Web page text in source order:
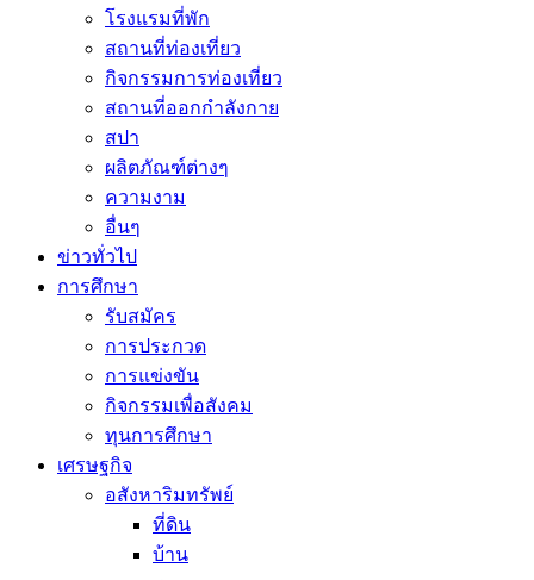
โรงแรมที่พัก
สถานที่ท่องเที่ยว
กิจกรรมการท่องเที่ยว
สถานที่ออกกำลังกาย
สปา
ผลิตภัณฑ์ต่างๆ
ความงาม
อื่นๆ
ข่าวทั่วไป
การศึกษา
รับสมัคร
การประกวด
การแข่งขัน
กิจกรรมเพื่อสังคม
ทุนการศึกษา
เศรษฐกิจ
อสังหาริมทรัพย์
ที่ดิน
บ้าน